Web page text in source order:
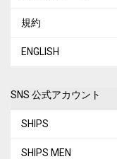
規約
ENGLISH
SNS 公式アカウント
SHIPS
SHIPS MEN